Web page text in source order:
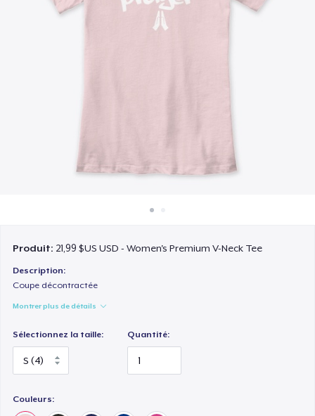
Vendez partout
Produit: 21,99 $US USD - Women's Premium V-Neck Tee
Description:
Coupe décontractée
Montrer plus de détails
Sélectionnez la taille: Quantité:
Couleurs: